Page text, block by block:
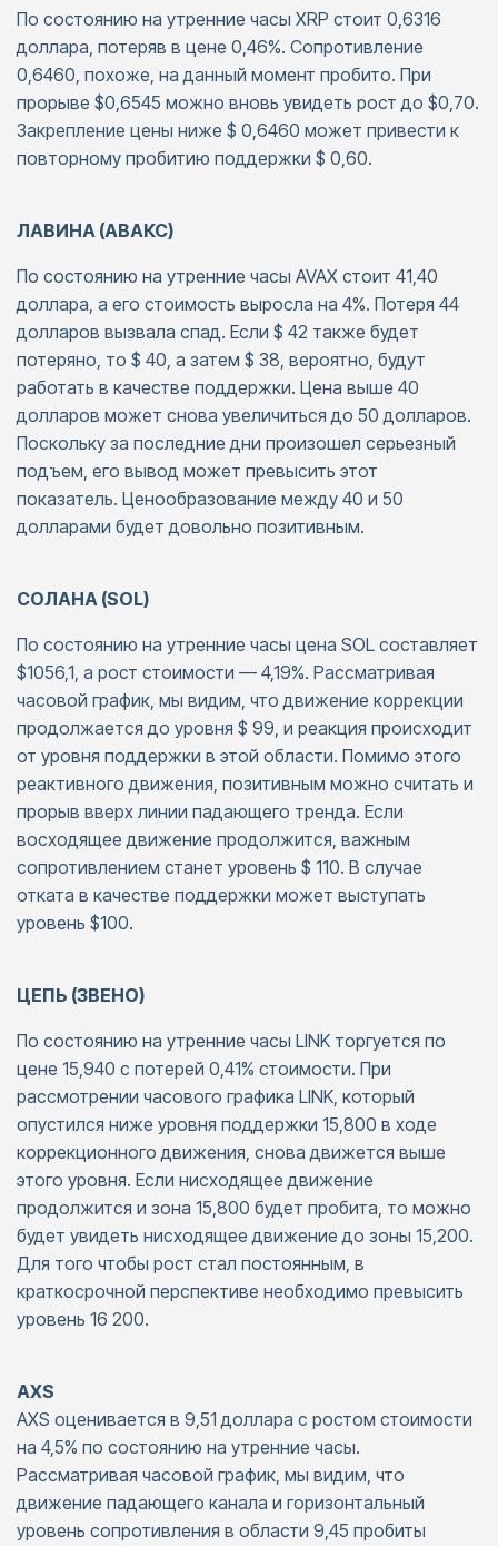
По состоянию на утренние часы XRP стоит 0,6316
доллара, потеряв в цене 0,46%. Сопротивление
0,6460, похоже, на данный момент пробито. При
прорыве $0,6545 можно вновь увидеть рост до $0,70.
Закрепление цены ниже $ 0,6460 может привести к
повторному пробитию поддержки $ 0,60.
ЛАВИНА (АВАКС)
По состоянию на утренние часы AVAX стоит 41,40
доллара, а его стоимость выросла на 4%. Потеря 44
долларов вызвала спад. Если $ 42 также будет
потеряно, то $ 40, а затем $ 38, вероятно, будут
работать в качестве поддержки. Цена выше 40
долларов может снова увеличиться до 50 долларов.
Поскольку за последние дни произошел серьезный
подъем, его вывод может превысить этот
показатель. Ценообразование между 40 и 50
долларами будет довольно позитивным.
СОЛАНА (SOL)
По состоянию на утренние часы цена SOL составляет
$1056,1, а рост стоимости — 4,19%. Рассматривая
часовой график, мы видим, что движение коррекции
продолжается до уровня $ 99, и реакция происходит
от уровня поддержки в этой области. Помимо этого
реактивного движения, позитивным можно считать и
прорыв вверх линии падающего тренда. Если
восходящее движение продолжится, важным
сопротивлением станет уровень $ 110. В случае
отката в качестве поддержки может выступать
уровень $100.
ЦЕПЬ (ЗВЕНО)
По состоянию на утренние часы LINK торгуется по
цене 15,940 с потерей 0,41% стоимости. При
рассмотрении часового графика LINK, который
опустился ниже уровня поддержки 15,800 в ходе
коррекционного движения, снова движется выше
этого уровня. Если нисходящее движение
продолжится и зона 15,800 будет пробита, то можно
будет увидеть нисходящее движение до зоны 15,200.
Для того чтобы рост стал постоянным, в
краткосрочной перспективе необходимо превысить
уровень 16 200.
AXS
AXS оценивается в 9,51 доллара с ростом стоимости
на 4,5% по состоянию на утренние часы.
Рассматривая часовой график, мы видим, что
движение падающего канала и горизонтальный
уровень сопротивления в области 9,45 пробиты